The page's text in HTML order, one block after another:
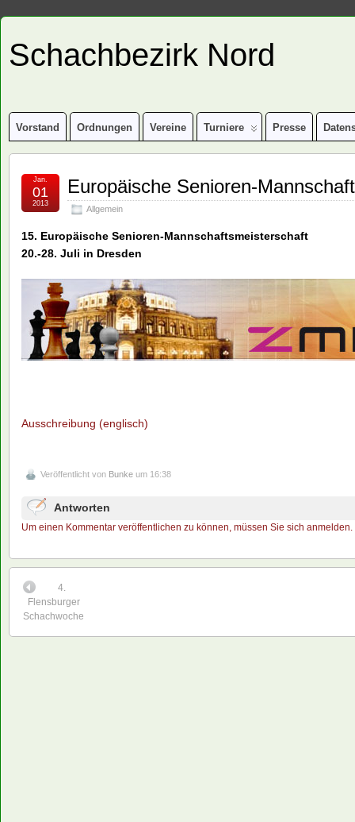
Schachbezirk Nord
Vorstand Ordnungen Vereine Turniere Presse
Europäische Senioren-
Allgemein
Jan.
01
2013
15. Europäische Senioren-Mannschaftsmeisterschaft
20.-28. Juli in Dresden
Ausschreibung (englisch)
Veröffentlicht von Bunke um 16:38
Antworten
Um einen Kommentar veröffentlichen zu können, müssen Sie sich anmelden.
4.
Flensburger
Schachwoche